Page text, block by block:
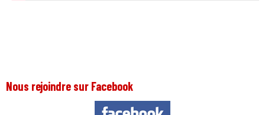
Nous rejoindre sur Facebook